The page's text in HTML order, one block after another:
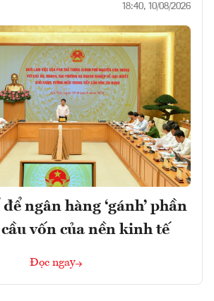
18:40, 10/08/2026
ngân hàng ‘gánh’ phần
vốn của nền kinh tế
Đọc ngay